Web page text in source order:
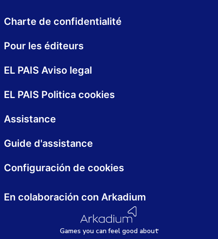
En colaboración con Arkadium
Games you canfeel good about
Charte de confidentialité
EL PAIS Aviso legal
Assistance
Pour les éditeurs
EL PAIS Politica cookies
Guide d'assistance
Configuración de cookies